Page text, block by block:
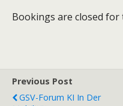
Bookings are closed for
Previous Post
GSV-Forum KI In Der